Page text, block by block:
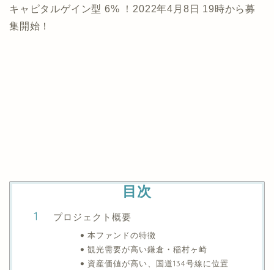
キャピタルゲイン型 6% ！2022年4月8日 19時から募
集開始！
目次